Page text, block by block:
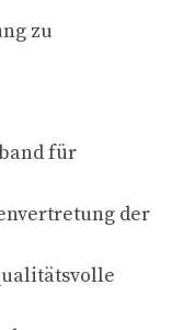
zu
für
der